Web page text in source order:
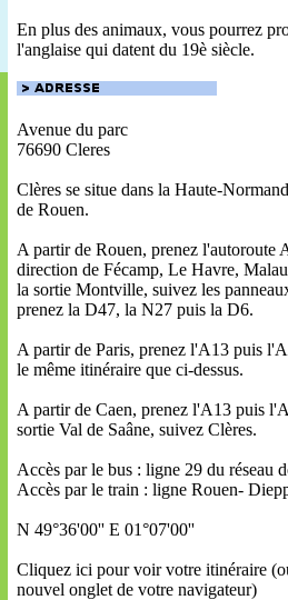
En plus des animaux, vous pourrez
l'anglaise qui datent du 19è siècle.
Avenue du parc
76690 Cleres
Clères se situe dans la Haute-
de Rouen.
A partir de Rouen, prenez l'autoroute
direction de Fécamp, Le Havre,
la sortie Montville, suivez les
prenez la D47, la N27 puis la D6.
A partir de Paris, prenez l'A13 puis
le même itinéraire que ci-dessus.
A partir de Caen, prenez l'A13 puis
sortie Val de Saâne, suivez Clères.
Accès par le bus : ligne 29 du réseau
Accès par le train : ligne Rouen-
N 49°36'00'' E 01°07'00''
Cliquez ici pour voir votre itinéraire
nouvel onglet de votre navigateur)